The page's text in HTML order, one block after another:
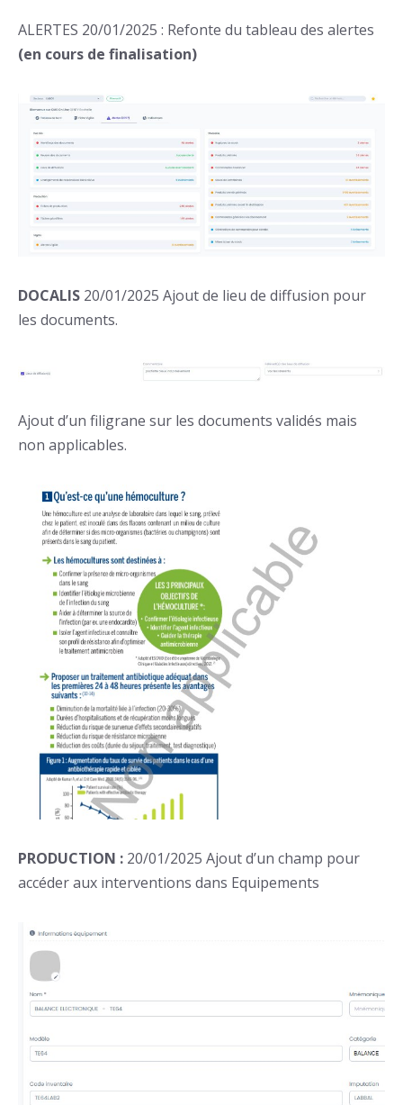
ALERTES 20/01/2025 : Refonte du tableau des alertes
(en cours de finalisation)
DOCALIS 20/01/2025 Ajout de lieu de diffusion pour
les documents.
Ajout d’un filigrane sur les documents validés mais
non applicables.
PRODUCTION : 20/01/2025 Ajout d’un champ pour
accéder aux interventions dans Equipements